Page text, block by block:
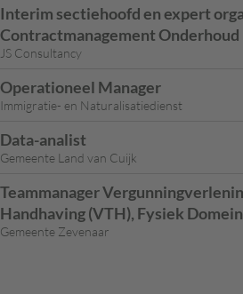
Interim sectiehoofd en expert
Contractmanagement Onderhoud
JS Consultancy
Operationeel Manager
Immigratie- en Naturalisatiedienst
Data-analist
Gemeente Land van Cuijk
Teammanager
Handhaving (VTH), Fysiek Domein
Gemeente Zevenaar